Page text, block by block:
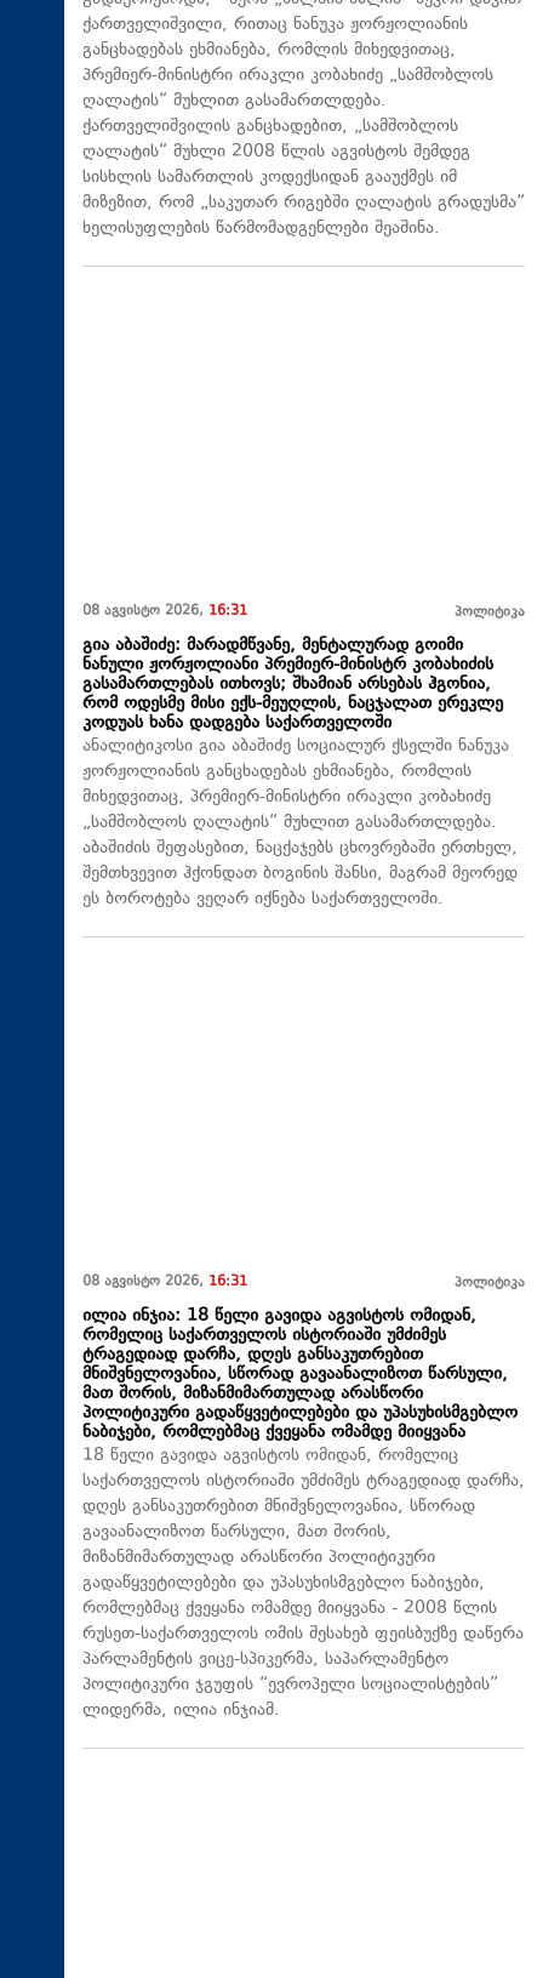
ქართველიშვილი, რითაც ნანუკა ჟორჟოლიანის
განცხადებას ეხმიანება, რომლის მიხედვითაც,
პრემიერ-მინისტრი ირაკლი კობახიძე „სამშობლოს
ღალატის“ მუხლით გასამართლდება.
ქართველიშვილის განცხადებით, „სამშობლოს
ღალატის“ მუხლი 2008 წლის აგვისტოს შემდეგ
სისხლის სამართლის კოდექსიდან გააუქმეს იმ
მიზეზით, რომ „საკუთარ რიგებში ღალატის გრადუსმა“
ხელისუფლების წარმომადგენლები შეაშინა.
08 აგვისტო 2026, 16:31 პოლიტიკა
გია აბაშიძე: მარადმწვანე, მენტალურად გოიმი
ნანული ჟორჟოლიანი პრემიერ-მინისტრ კობახიძის
გასამართლებას ითხოვს; შხამიან არსებას ჰგონია,
რომ ოდესმე მისი ექს-მეუღლის, ნაცჯალათ ერეკლე
კოდუას ხანა დადგება საქართველოში
ანალიტიკოსი გია აბაშიძე სოციალურ ქსელში ნანუკა
ჟორჟოლიანის განცხადებას ეხმიანება, რომლის
მიხედვითაც, პრემიერ-მინისტრი ირაკლი კობახიძე
„სამშობლოს ღალატის“ მუხლით გასამართლდება.
აბაშიძის შეფასებით, ნაცქაჯებს ცხოვრებაში ერთხელ,
შემთხვევით ჰქონდათ ბოგინის შანსი, მაგრამ მეორედ
ეს ბოროტება ვეღარ იქნება საქართველოში.
08 აგვისტო 2026, 16:31 პოლიტიკა
ილია ინჯია: 18 წელი გავიდა აგვისტოს ომიდან,
რომელიც საქართველოს ისტორიაში უმძიმეს
ტრაგედიად დარჩა, დღეს განსაკუთრებით
მნიშვნელოვანია, სწორად გავაანალიზოთ წარსული,
მათ შორის, მიზანმიმართულად არასწორი
პოლიტიკური გადაწყვეტილებები და უპასუხისმგებლო
ნაბიჯები, რომლებმაც ქვეყანა ომამდე მიიყვანა
18 წელი გავიდა აგვისტოს ომიდან, რომელიც
საქართველოს ისტორიაში უმძიმეს ტრაგედიად დარჩა,
დღეს განსაკუთრებით მნიშვნელოვანია, სწორად
გავაანალიზოთ წარსული, მათ შორის,
მიზანმიმართულად არასწორი პოლიტიკური
გადაწყვეტილებები და უპასუხისმგებლო ნაბიჯები,
რომლებმაც ქვეყანა ომამდე მიიყვანა - 2008 წლის
რუსეთ-საქართველოს ომის შესახებ ფეისბუქზე დაწერა
პარლამენტის ვიცე-სპიკერმა, საპარლამენტო
პოლიტიკური ჯგუფის “ევროპელი სოციალისტების”
ლიდერმა, ილია ინჯიამ.